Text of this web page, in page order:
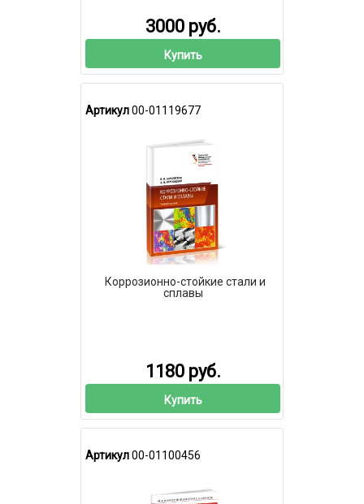
3000 руб.
Купить
Артикул00-01119677
Коррозионно-стойкие стали и
сплавы
1180 руб.
Купить
Артикул00-01100456